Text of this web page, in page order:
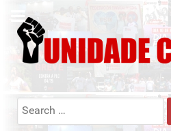
Search